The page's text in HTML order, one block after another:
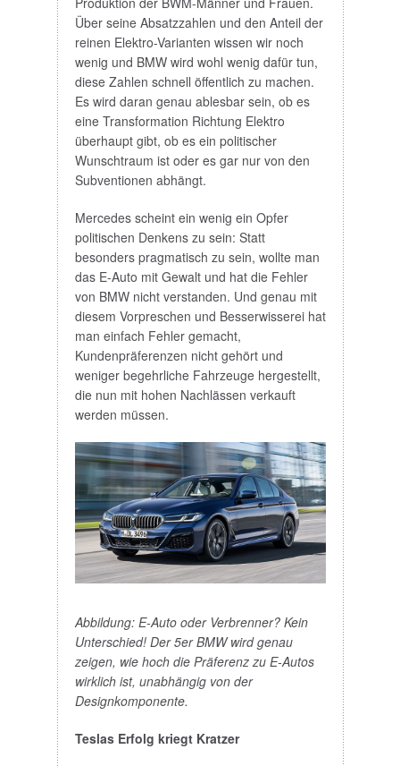
Über seine Absatzzahlen und den Anteil der
reinen Elektro-Varianten wissen wir noch
wenig und BMW wird wohl wenig dafür tun,
diese Zahlen schnell öffentlich zu machen.
Es wird daran genau ablesbar sein, ob es
eine Transformation Richtung Elektro
überhaupt gibt, ob es ein politischer
Wunschtraum ist oder es gar nur von den
Subventionen abhängt.
Mercedes scheint ein wenig ein Opfer
politischen Denkens zu sein: Statt
besonders pragmatisch zu sein, wollte man
das E-Auto mit Gewalt und hat die Fehler
von BMW nicht verstanden. Und genau mit
diesem Vorpreschen und Besserwisserei hat
man einfach Fehler gemacht,
Kundenpräferenzen nicht gehört und
weniger begehrliche Fahrzeuge hergestellt,
die nun mit hohen Nachlässen verkauft
werden müssen.
Abbildung: E-Auto oder Verbrenner? Kein
Unterschied! Der 5er BMW wird genau
zeigen, wie hoch die Präferenz zu E-Autos
wirklich ist, unabhängig von der
Designkomponente.
Teslas Erfolg kriegt Kratzer